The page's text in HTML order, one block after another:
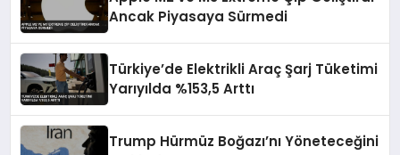
Ancak Piyasaya Sürmedi
Türkiye’de Elektrikli Araç Şarj Tüketimi
Yarıyılda %153,5 Arttı
Trump Hürmüz Boğazı’nı Yöneteceğini